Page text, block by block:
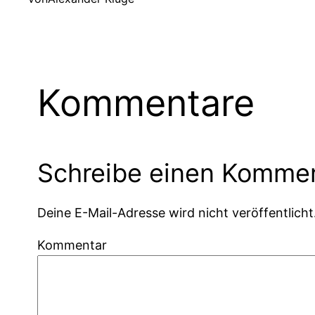
Kommentare
Schreibe einen
Deine E-Mail-Adresse wird nicht
Kommentar